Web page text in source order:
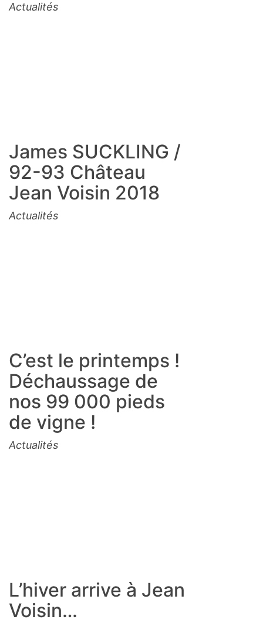
Actualités
James SUCKLING /
92-93 Château
Jean Voisin 2018
Actualités
C’est le printemps !
Déchaussage de
nos 99 000 pieds
de vigne !
Actualités
L’hiver arrive à Jean
Voisin…